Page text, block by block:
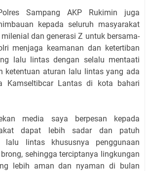
Sampang AKP Rukimin juga
kepada seluruh masyarakat
dan generasi Z untuk bersama-
menjaga keamanan dan ketertiban
lalu lintas dengan selalu mentaati
ketentuan aturan lalu lintas yang ada
Kamseltibcar Lantas di kota bahari
media saya berpesan kepada
dapat lebih sadar dan patuh
lalu lintas khususnya penggunaan
sehingga terciptanya lingkungan
lebih aman dan nyaman di bulan